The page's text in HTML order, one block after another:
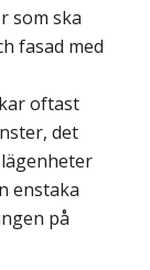
som ska
fasad med
oftast
det
enstaka
på